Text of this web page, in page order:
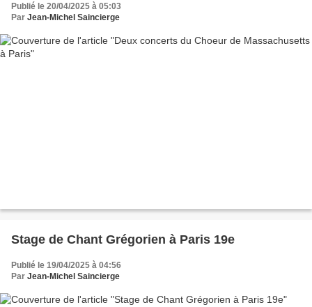
Publié le 20/04/2025 à 05:03
Par Jean-Michel Saincierge
Stage de Chant Grégorien à Paris 19e
Publié le 19/04/2025 à 04:56
Par Jean-Michel Saincierge